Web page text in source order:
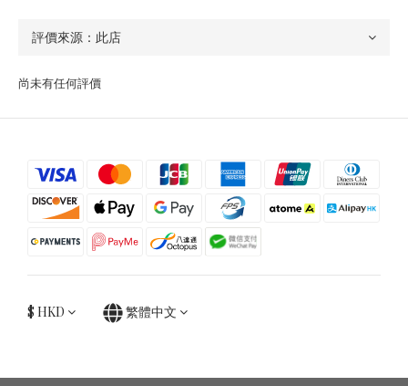
尚未有任何評價
$ HKD 繁體中文